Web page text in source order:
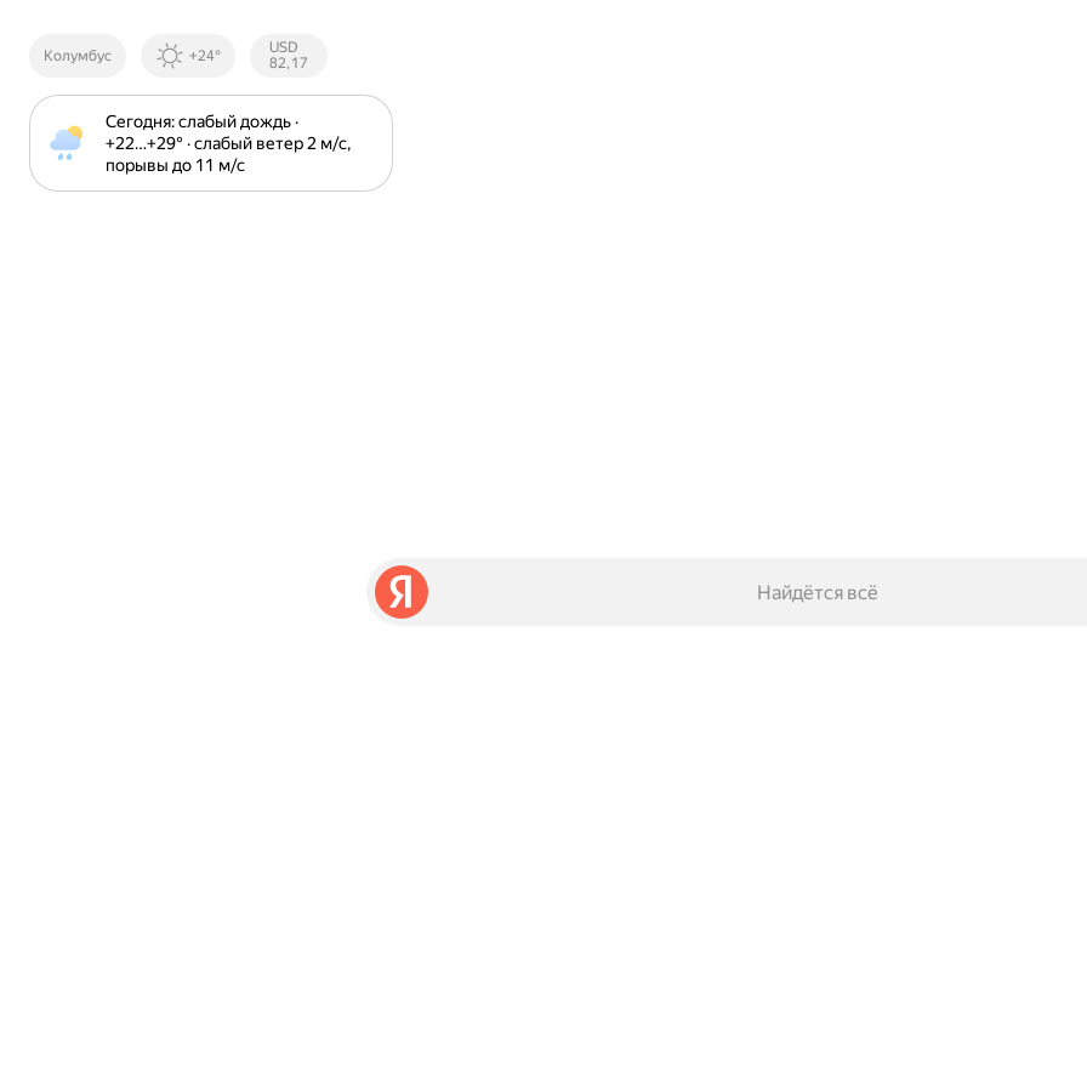
Колумбус +24°
Курсы ЦБ
РФ
USD
82,17
Сегодня: слабый дождь ·
+22⁠…⁠+29⁠° · слабый ветер 2 м⁠/⁠с,
порывы до 11 м⁠/⁠с